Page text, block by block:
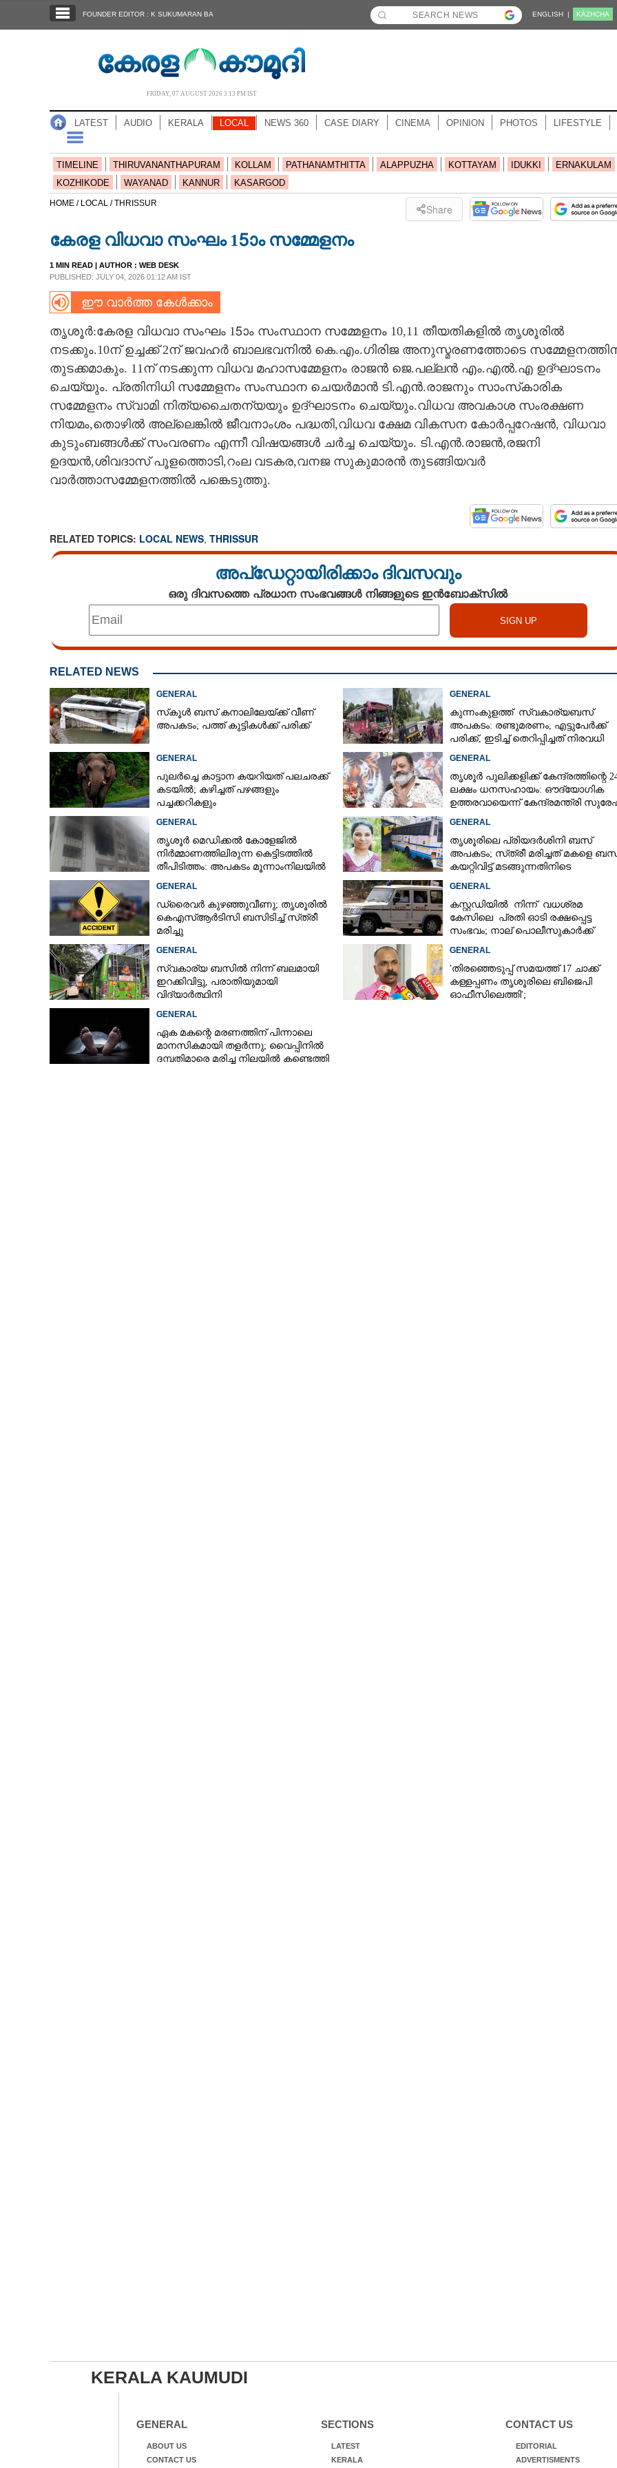
NOTIFIED NEWS
NEWS 360
CASE DIARY
LIFESTYLE
SPIRITUAL
CARTOONS
CONTACT US
FOUNDER EDITOR : K SUKUMARAN BA ENGLISH | KĀZHCHA
FRIDAY, 07 AUGUST 2026 3.13 PM IST
LATEST AUDIO KERALA LOCAL NEWS 360 CASE DIARY CINEMA OPINION PHOTOS LIFESTYLE
TIMELINE THIRUVANANTHAPURAM KOLLAM PATHANAMTHITTA ALAPPUZHA KOTTAYAM IDUKKI ERNAKULAM
KOZHIKODE
WAYANAD KANNUR KASARGOD
HOME / LOCAL /THRISSUR Share
കേരള വിധവാ സംഘം 15ാം സമ്മേളനം
1 MIN READ | AUTHOR : WEB DESK
PUBLISHED: JULY 04, 2026 01:12 AM IST
ഈ വാർത്ത കേൾക്കാം
തൃശൂർ:കേരള വിധവാ സംഘം 15ാം സംസ്ഥാന സമ്മേളനം 10,11 തീയതികളിൽ തൃശൂരിൽ
നടക്കും.10ന് ഉച്ചക്ക് 2ന് ജവഹർ ബാലഭവനിൽ കെ.എം.ഗിരിജ അനുസ്മരണത്തോടെ
തുടക്കമാകും. 11ന് നടക്കുന്ന വിധവ മഹാസമ്മേളനം രാജൻ ജെ.പല്ലൻ എം.എൽ.എ ഉദ്ഘാടനം
ചെയ്യും. പ്രതിനിധി സമ്മേളനം സംസ്ഥാന ചെയർമാൻ ടി.എൻ.രാജനും സാംസ്‌കാരിക
സമ്മേളനം സ്വാമി നിത്യചൈതന്യയും ഉദ്ഘാടനം ചെയ്യും.വിധവ അവകാശ സംരക്ഷണ
നിയമം,തൊഴിൽ അല്ലെങ്കിൽ ജീവനാംശം പദ്ധതി,വിധവ ക്ഷേമ വികസന കോർപ്പറേഷൻ, വിധവാ
കുടുംബങ്ങൾക്ക് സംവരണം എന്നീ വിഷയങ്ങൾ ചർച്ച ചെയ്യും. ടി.എൻ.രാജൻ,രജനി
ഉദയൻ,ശിവദാസ് പൂളത്തൊടി,റംല വടകര,വനജ സുകുമാരൻ തുടങ്ങിയവർ
വാർത്താസമ്മേളനത്തിൽ പങ്കെടുത്തു.
RELATED TOPICS: LOCAL NEWS, THRISSUR
അപ്ഡേറ്റായിരിക്കാം ദിവസവും
ഒരു ദിവസത്തെ പ്രധാന സംഭവങ്ങൾ നിങ്ങളുടെ ഇൻബോക്സിൽ
RELATED NEWS
GENERAL
സ്‌കൂൾ ബസ് കനാലിലേയ്ക്ക് വീണ്
അപകടം; പത്ത് കുട്ടികൾക്ക് പരിക്ക്
GENERAL
കുന്നംകുളത്ത് സ്വകാര്യബസ്
അപകടം: രണ്ടുമരണം, എട്ടുപേർക്ക്
പരിക്ക്, ഇടിച്ച് തെറിപ്പിച്ചത് നിരവധി
GENERAL
പുലർച്ചെ കാട്ടാന കയറിയത് പലചരക്ക്
കടയിൽ; കഴിച്ചത് പഴങ്ങളും
പച്ചക്കറികളും
GENERAL
തൃശൂർ പുലിക്കളിക്ക് കേന്ദ്രത്തിന്റെ
ലക്ഷം ധനസഹായം: ഔദ്യോഗിക
ഉത്തരവായെന്ന് കേന്ദ്രമന്ത്രി
GENERAL
തൃശൂർ മെഡിക്കൽ കോളേജിൽ
നിർമ്മാണത്തിലിരുന്ന കെട്ടിടത്തിൽ
തീപിടിത്തം: അപകടം മൂന്നാംനിലയിൽ
GENERAL
തൃശൂരിലെ പ്രിയദർശിനി ബസ്
അപകടം; സ്‌ത്രീ മരിച്ചത് മകളെ
കയറ്റിവിട്ട് മടങ്ങുന്നതിനിടെ
GENERAL
ഡ്രൈവർ കുഴഞ്ഞുവീണു; തൃശൂരിൽ
കെഎസ്‌ആർടിസി ബസിടിച്ച് സ്‌ത്രീ
മരിച്ചു
GENERAL
കസ്റ്റഡിയിൽ നിന്ന് വധശ്രമ
കേസിലെ പ്രതി ഓടി രക്ഷപ്പെട്ട
സംഭവം; നാല് പൊലീസുകാർക്ക്
GENERAL
സ്വകാര്യ ബസിൽ നിന്ന് ബലമായി
ഇറക്കിവിട്ടു, പരാതിയുമായി
വിദ്യാർത്ഥിനി
GENERAL
'തിരഞ്ഞെടുപ്പ് സമയത്ത് 17 ചാക്ക്
കള്ളപ്പണം തൃശൂരിലെ ബിജെപി
ഓഫീസിലെത്തി';
GENERAL
ഏക മകന്റെ മരണത്തിന് പിന്നാലെ
മാനസികമായി തളർന്നു; വൈപ്പിനിൽ
ദമ്പതിമാരെ മരിച്ച നിലയിൽ കണ്ടെത്തി
KERALA KAUMUDI
GENERAL
ABOUT US
CONTACT US
SECTIONS
LATEST
KERALA
CONTACT US
EDITORIAL
ADVERTISMENTS